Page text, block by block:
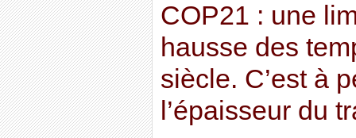
COP21 : une
hausse des
siècle. C’est à
l’épaisseur du